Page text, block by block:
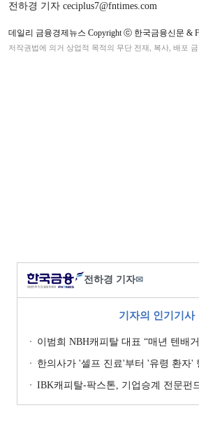
전하경 기자 ceciplus7@fntimes.com
데일리 금융경제뉴스 Copyright ⓒ 한국금융신문 &
저작권법에 의거 상업적 목적의 무단 전재, 복사, 배포 금
전하경 기자✉
기자의 인기기사
이범희 NBH캐피탈 대표 “매년 텐배거 기업 발굴 저
한의사가 '셀프 진료'부터 '유령 환자' 행세까지…자동차보험 악용
IBK캐피탈-팍스톤, 기업승계 전문펀드 첫 투자처로 ‘씨엠디